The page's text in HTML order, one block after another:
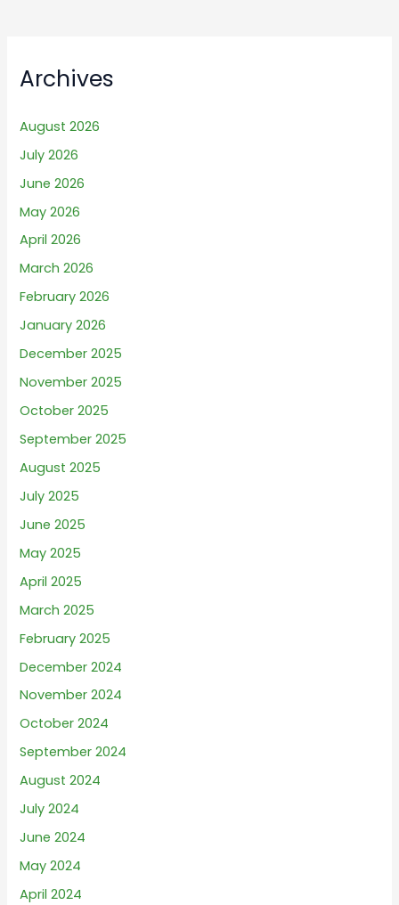
Archives
August 2026
July 2026
June 2026
May 2026
April 2026
March 2026
February 2026
January 2026
December 2025
November 2025
October 2025
September 2025
August 2025
July 2025
June 2025
May 2025
April 2025
March 2025
February 2025
December 2024
November 2024
October 2024
September 2024
August 2024
July 2024
June 2024
May 2024
April 2024